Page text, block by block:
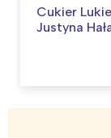
Cukier
Justyna